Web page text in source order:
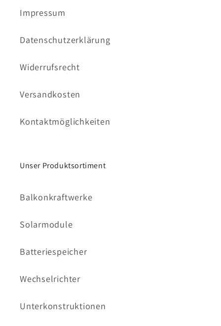
Impressum
Datenschutzerklärung
Widerrufsrecht
Versandkosten
Kontaktmöglichkeiten
Unser Produktsortiment
Balkonkraftwerke
Solarmodule
Batteriespeicher
Wechselrichter
Unterkonstruktionen